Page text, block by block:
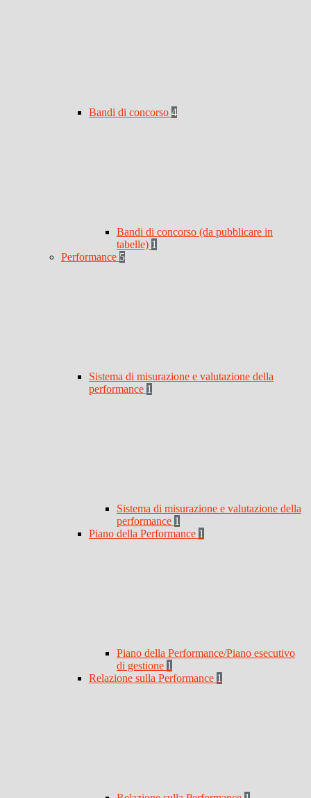
Bandi di concorso 4
Bandi di concorso (da pubblicare in
tabelle) 1
Performance 5
Sistema di misurazione e valutazione della
performance 1
Sistema di misurazione e valutazione della
performance 1
Piano della Performance 1
Piano della Performance/Piano esecutivo
di gestione 1
Relazione sulla Performance 1